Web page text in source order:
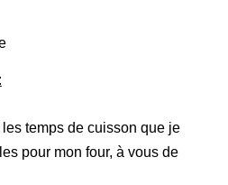
temps de cuisson que je
pour mon four, à vous de